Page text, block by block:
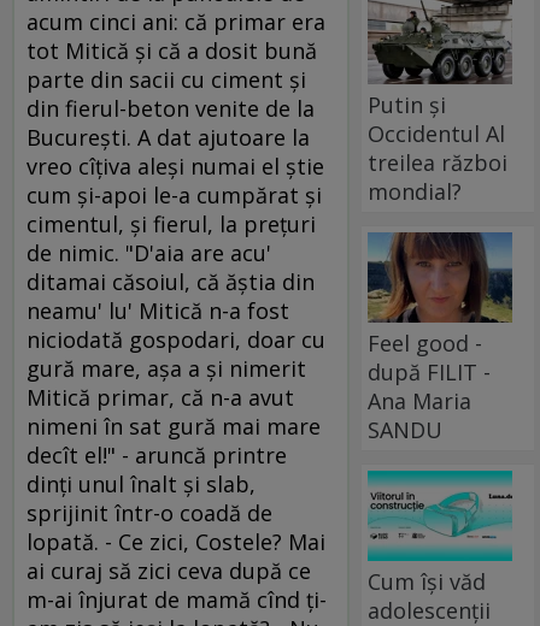
acum cinci ani: că primar era
tot Mitică şi că a dosit bună
parte din sacii cu ciment şi
din fierul-beton venite de la
Bucureşti. A dat ajutoare la
vreo cîţiva aleşi numai el ştie
cum şi-apoi le-a cumpărat şi
cimentul, şi fierul, la preţuri
de nimic. "D'aia are acu'
ditamai căsoiul, că ăştia din
neamu' lu' Mitică n-a fost
niciodată gospodari, doar cu
gură mare, aşa a şi nimerit
Mitică primar, că n-a avut
nimeni în sat gură mai mare
decît el!" - aruncă printre
dinţi unul înalt şi slab,
sprijinit într-o coadă de
lopată. - Ce zici, Costele? Mai
ai curaj să zici ceva după ce
m-ai înjurat de mamă cînd ţi-
Putin și
Occidentul Al
treilea război
mondial?
Feel good -
după FILIT -
Ana Maria
SANDU
Cum își văd
adolescenții